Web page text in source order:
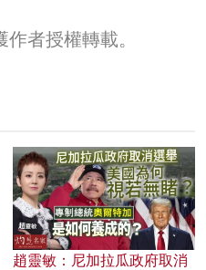
者授權轉載。
趙靈敏：尼加拉瓜政府取消